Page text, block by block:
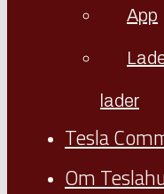
App
lader
Tesla
Om